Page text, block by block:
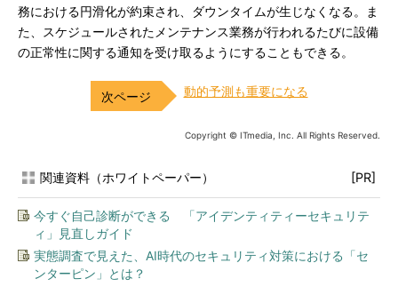
務における円滑化が約束され、ダウンタイムが生じなくなる。ま
た、スケジュールされたメンテナンス業務が行われるたびに設備
の正常性に関する通知を受け取るようにすることもできる。
動的予測も重要になる
Copyright © ITmedia, Inc. All Rights Reserved.
関連資料（ホワイトペーパー） [PR]
今すぐ自己診断ができる 「アイデンティティーセキュリテ
ィ」見直しガイド
実態調査で見えた、AI時代のセキュリティ対策における「セ
ンターピン」とは？